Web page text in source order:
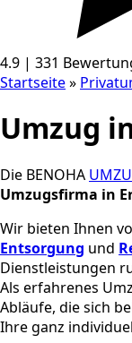
4.9 | 331
Startseite»
Umzug
Die BENOHA
Umzugsfirma in
Wir bieten Ihnen
Entsorgung und
Dienstleistungen
Als erfahrenes
Abläufe, die sich
Ihre ganz